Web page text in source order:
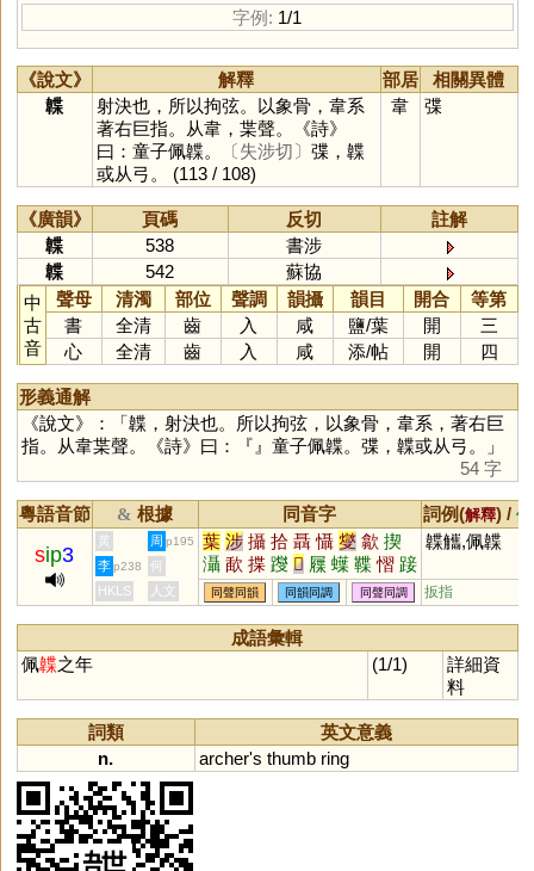
字例: 1/1
《說文》 解釋 部居
相關異體
韘
射決也，所以拘弦。以象骨，韋系
著右巨指。从韋，枼聲。《詩》
曰：童子佩韘。
〔失涉切〕 弽，韘
或从弓。 (113 / 108)
韋 弽
《廣韻》 頁碼 反切
註解
韘
538
書涉
韘
542
蘇協
中
古
音
聲母 清濁 部位 聲調 韻攝 韻目 開合
等第
書
全清 齒 入 咸 鹽/葉 開
三
心
全清 齒 入 咸 添/帖 開 四
形義通解
《說文》：「韘，射決也。所以拘弦，以象骨，韋系，著右巨
指。从韋枼聲。《詩》曰：『』童子佩韘。弽，韘或从弓。」
54 字
粵語音節 & 根據 同音字 詞例(解釋) /
sip3
黃 周 p195 葉 涉 攝 拾 聶 懾 燮 歙 揳
灄 歃 揲 躞 𤏻 屧 蠂 鞢 慴 踥
萐 喢 箑
韘觿,佩韘
李 p238
何
HKLS
人文 同聲同韻 同韻同調 同聲同調 扳指
成語彙輯
佩韘之年 (1/1)
詳細資
料
詞類
英文意義
n.
archer's thumb ring